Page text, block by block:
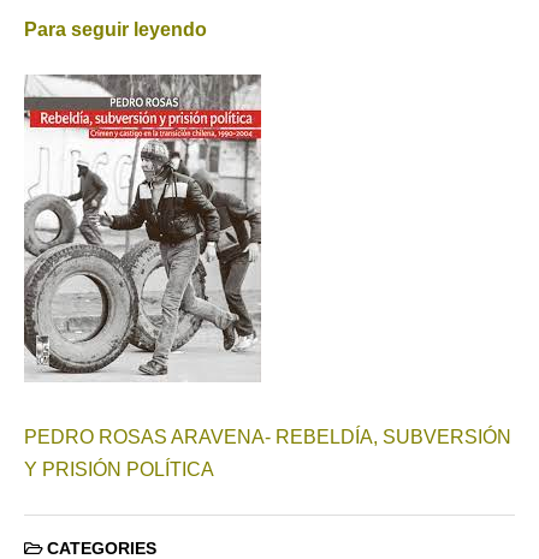
Para seguir leyendo
PEDRO ROSAS ARAVENA- REBELDÍA, SUBVERSIÓN
Y PRISIÓN POLÍTICA
CATEGORIES